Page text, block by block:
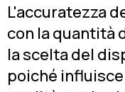
L'accuratezza
con la quantità
la scelta del
poiché